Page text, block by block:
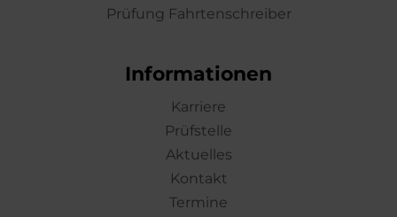
Prüfung Fahrtenschreiber
Informationen
Karriere
Prüfstelle
Aktuelles
Kontakt
Termine